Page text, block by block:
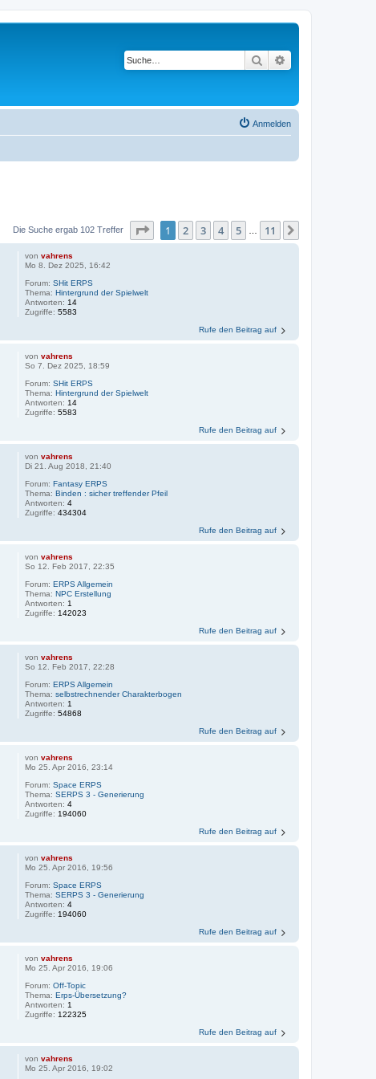
Suche
Anmelden
Die Suche ergab 102 Treffer Seite von11
1 2 3 4 5 11
vonvahrens
Mo 8. Dez 2025, 16:42
Forum:SHit ERPS
Thema:Hintergrund der Spielwelt
Antworten: 14
Zugriffe:5583
Rufe den Beitrag auf
vonvahrens
So 7. Dez 2025, 18:59
Forum:SHit ERPS
Thema:Hintergrund der Spielwelt
Antworten: 14
Zugriffe:5583
Rufe den Beitrag auf
vonvahrens
Di 21. Aug 2018, 21:40
Forum:Fantasy ERPS
Thema:Binden : sicher treffender Pfeil
Antworten:4
Zugriffe:434304
Rufe den Beitrag auf
vonvahrens
So 12. Feb 2017, 22:35
Forum:ERPS Allgemein
Thema:NPC Erstellung
Antworten: 1
Zugriffe: 142023
Rufe den Beitrag auf
vonvahrens
So 12. Feb 2017, 22:28
Forum:ERPS Allgemein
Thema:selbstrechnender Charakterbogen
Antworten: 1
Zugriffe:54868
Rufe den Beitrag auf
vonvahrens
Mo 25. Apr 2016, 23:14
Forum:Space ERPS
Thema:SERPS 3 - Generierung
Antworten:4
Zugriffe: 194060
Rufe den Beitrag auf
vonvahrens
Mo 25. Apr 2016, 19:56
Forum:Space ERPS
Thema:SERPS 3 - Generierung
Antworten:4
Zugriffe: 194060
Rufe den Beitrag auf
vonvahrens
Mo 25. Apr 2016, 19:06
Forum:Off-Topic
Thema:Erps-Übersetzung?
Antworten: 1
Zugriffe: 122325
Rufe den Beitrag auf
vonvahrens
Mo 25. Apr 2016, 19:02